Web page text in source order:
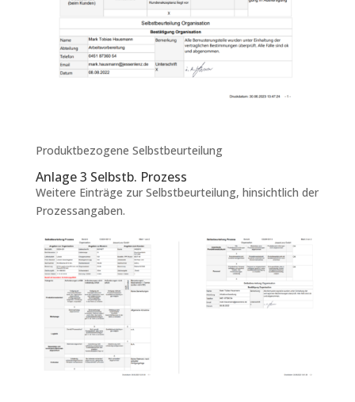
Produktbezogene Selbstbeurteilung
Anlage 3 Selbstb. Prozess
Weitere Einträge zur Selbstbeurteilung, hinsichtlich der
Prozessangaben.